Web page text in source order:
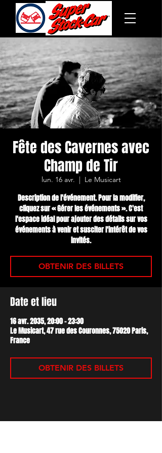
Fête des Cavernes avec
Champ de Tir
lun. 16 avr.
  |
Le Musicart
Description de l'événement. Pour la modifier,
cliquez sur « Gérer les événements ». C'est
l'espace idéal pour ajouter des détails sur vos
événements à venir et susciter l'intérêt de vos
invités.
OBTENIR DES BILLETS
Date et lieu
16 avr. 2035, 20:00 – 23:30
Le Musicart, 47 rue des Couronnes, 75020 Paris,
France
OBTENIR DES BILLETS